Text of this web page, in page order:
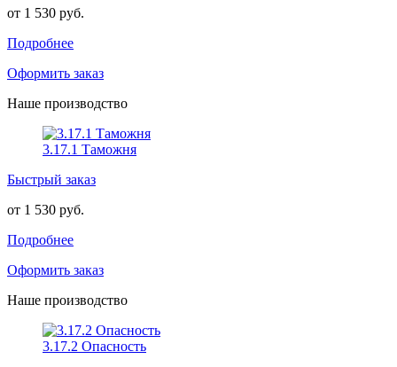
от 1 530 руб.
Подробнее
Оформить заказ
Наше производство
3.17.1 Таможня
Быстрый заказ
от 1 530 руб.
Подробнее
Оформить заказ
Наше производство
3.17.2 Опасность